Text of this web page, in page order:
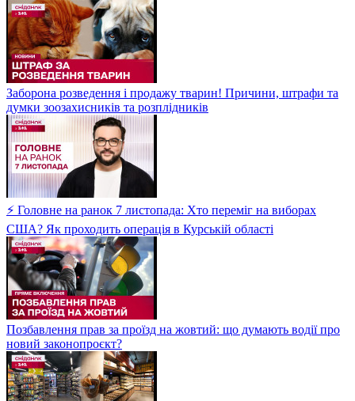
Заборона розведення і продажу тварин! Причини, штрафи та
думки зоозахисників та розплідників
⚡ Головне на ранок 7 листопада: Хто переміг на виборах
США? Як проходить операція в Курській області
Позбавлення прав за проїзд на жовтий: що думають водії про
новий законопроєкт?